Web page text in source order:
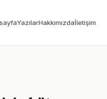
YazılarHakkımızdaİletişim